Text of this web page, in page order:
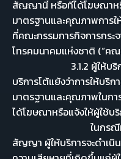
สัญญานี้ หรือที่ได้โฆษณาหรื
มาตรฐานและคุณภาพการ
ที่คณะกรรมการกิจการกระ
โทรคมนาคมแห่งชาติ (“คณ
3.1.2 ผู้ให้บริการมี
บริการโต้แย้งว่าการให้บริก
มาตรฐานและคุณภาพในก
ได้โฆษณาหรือแจ้งให้ผู้ใช้บ
ในกรณีที่การให้บ
สัญญา ผู้ให้บริการจะดำเนิ